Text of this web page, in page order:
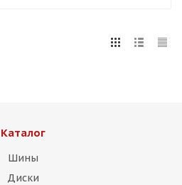
Каталог
Шины
Диски